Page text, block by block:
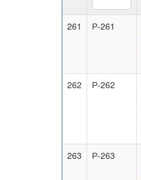
261 Р-261
262 Р-262
263 Р-263